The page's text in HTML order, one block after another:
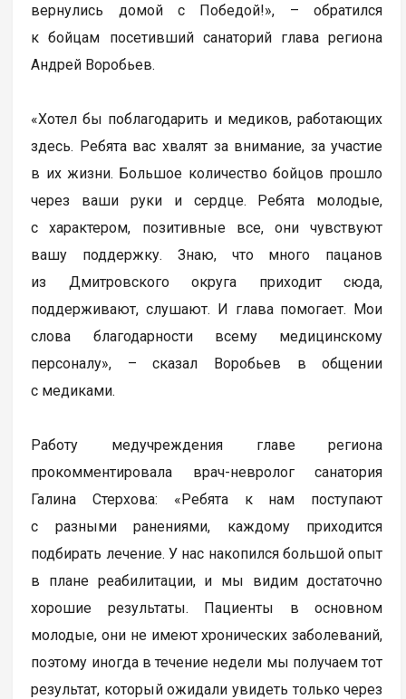
вернулись домой с Победой!», – обратился
к бойцам посетивший санаторий глава региона
Андрей Воробьев.
«Хотел бы поблагодарить и медиков, работающих
здесь. Ребята вас хвалят за внимание, за участие
в их жизни. Большое количество бойцов прошло
через ваши руки и сердце. Ребята молодые,
с характером, позитивные все, они чувствуют
вашу поддержку. Знаю, что много пацанов
из Дмитровского округа приходит сюда,
поддерживают, слушают. И глава помогает. Мои
слова благодарности всему медицинскому
персоналу», – сказал Воробьев в общении
с медиками.
Работу медучреждения главе региона
прокомментировала врач-невролог санатория
Галина Стерхова: «Ребята к нам поступают
с разными ранениями, каждому приходится
подбирать лечение. У нас накопился большой опыт
в плане реабилитации, и мы видим достаточно
хорошие результаты. Пациенты в основном
молодые, они не имеют хронических заболеваний,
поэтому иногда в течение недели мы получаем тот
результат, который ожидали увидеть только через